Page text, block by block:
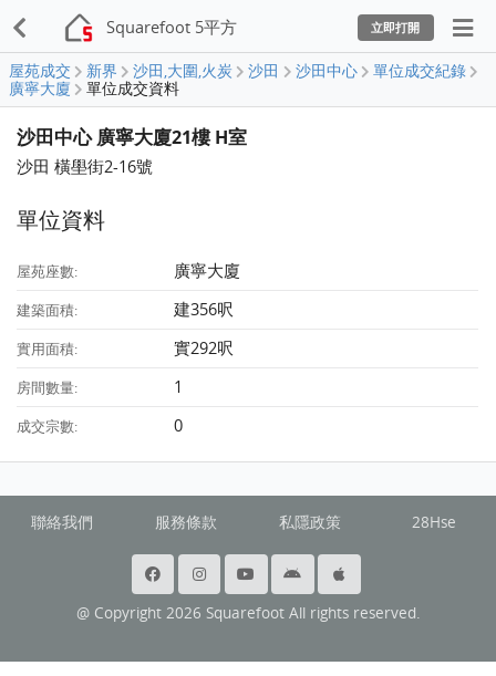
Squarefoot 5平方 立即打開
屋苑成交 新界 沙田,大圍,火炭 沙田 沙田中心
單位成交紀錄
廣寧大廈
單位成交資料
沙田中心 廣寧大廈21樓 H室
沙田 橫壆街2-16號
單位資料
屋苑座數: 廣寧大廈
建築面積: 建356呎
實用面積: 實292呎
房間數量: 1
成交宗數: 0
聯絡我們 服務條款 私隱政策 28Hse
@ Copyright 2026 Squarefoot All rights reserved.